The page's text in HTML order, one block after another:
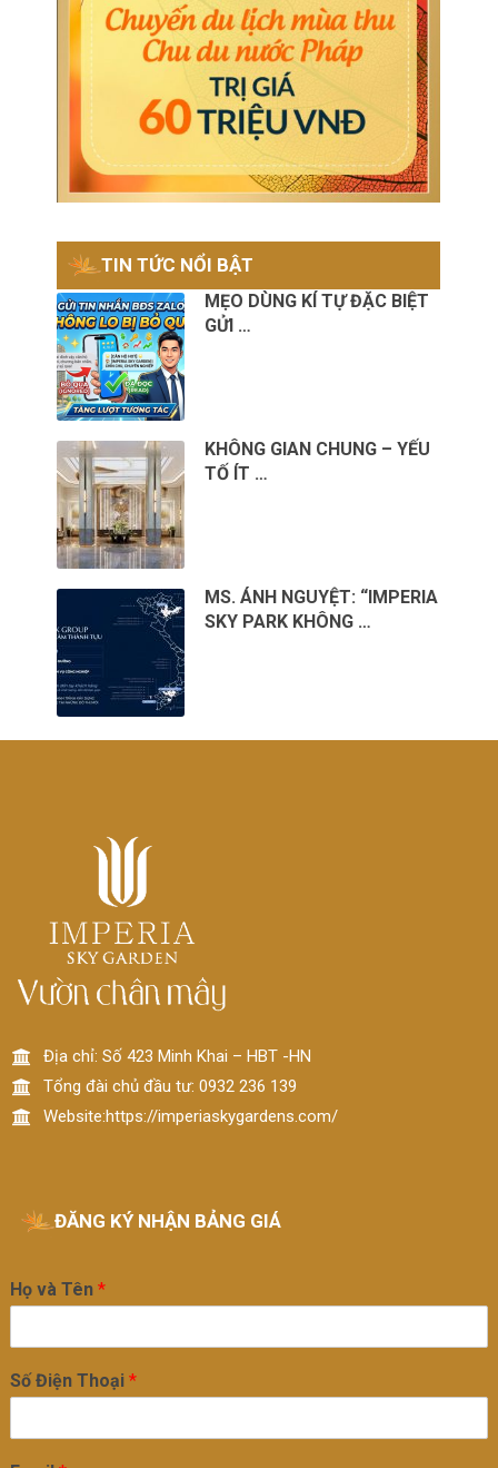
TIN TỨC NỔI BẬT
MẸO DÙNG KÍ TỰ ĐẶC BIỆT
GỬI …
KHÔNG GIAN CHUNG – YẾU
TỐ ÍT …
MS. ÁNH NGUYỆT: “IMPERIA
SKY PARK KHÔNG …
Địa chỉ: Số 423 Minh Khai – HBT -HN
Tổng đài chủ đầu tư: 0932 236 139
Website:https://imperiaskygardens.com/
ĐĂNG KÝ NHẬN BẢNG GIÁ
Họ và Tên *
Số Điện Thoại *